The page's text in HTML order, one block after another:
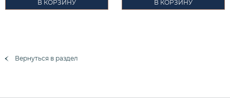
В КОРЗИНУ В КОРЗИНУ
Вернуться в раздел